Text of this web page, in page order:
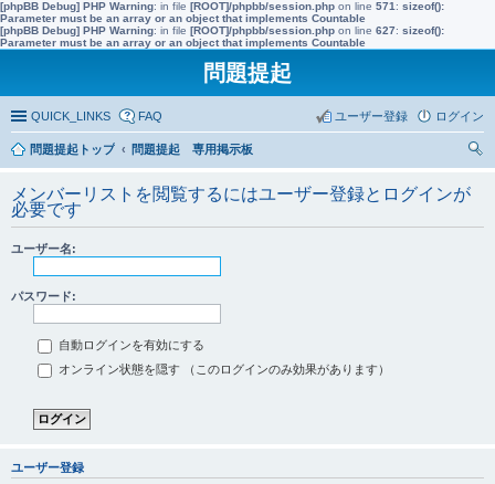
[phpBB Debug] PHP Warning: in file [ROOT]/phpbb/session.php on line 571 : sizeof():
Parameter must be an array or an object that implements Countable
[phpBB Debug] PHP Warning: in file [ROOT]/phpbb/session.php on line 627: sizeof():
Parameter must be an array or an object that implements Countable
問題提起
QUICK_LINKS FAQ ログイン
ユーザー登録
問題提起トップ
問題提起 専用掲示板
メンバーリストを閲覧するにはユーザー登録とログインが
必要です
ユーザー名:
パスワード:
自動ログインを有効にする
オンライン状態を隠す （このログインのみ効果があります）
ユーザー登録